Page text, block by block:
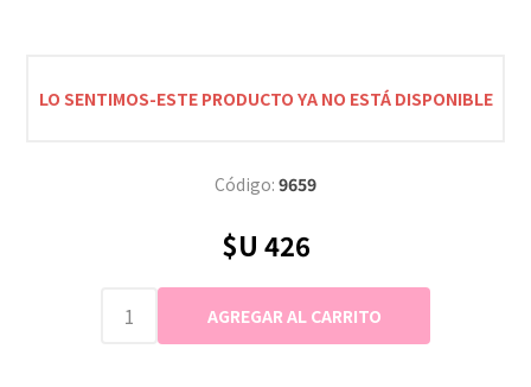
LO SENTIMOS-ESTE PRODUCTO YA NO ESTÁ DISPONIBLE
Código: 9659
$U 426